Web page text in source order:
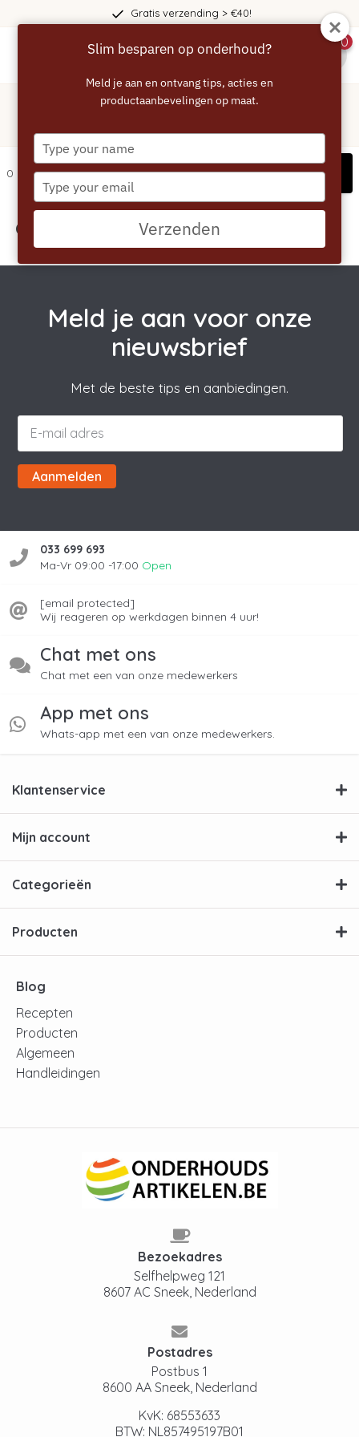
Gratis verzending > €40!
0
/aqua clean
0 artikelen Filters
Geen producten gevonden!...
Meld je aan voor onze
nieuwsbrief
Met de beste tips en aanbiedingen.
Aanmelden
033 699 693
Ma-Vr 09:00 -17:00 Open
[email protected]
Wij reageren op werkdagen binnen 4 uur!
Chat met ons
Chat met een van onze medewerkers
App met ons
Whats-app met een van onze medewerkers.
Klantenservice
Mijn account
Categorieën
Producten
Blog
Recepten
Producten
Algemeen
Handleidingen
Bezoekadres
Selfhelpweg 121
8607 AC Sneek, Nederland
Postadres
Postbus 1
8600 AA Sneek, Nederland
KvK: 68553633
BTW: NL857495197B01
Slim besparen op onderhoud?
Meld je aan en ontvang tips, acties en
productaanbevelingen op maat.
Type
your
name
Type
your
email
Verzenden